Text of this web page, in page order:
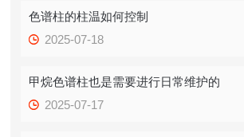
色谱柱的柱温如何控制
2025-07-18
甲烷色谱柱也是需要进行日常维护的
2025-07-17